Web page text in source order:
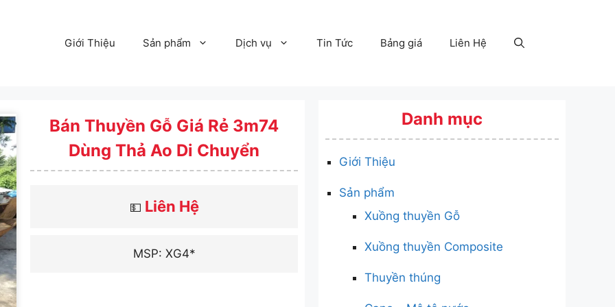
Giới Thiệu Sản phẩm Dịch vụ Tin Tức Bảng giá Liên Hệ
Bán Thuyền Gỗ Giá Rẻ 3m74
Dùng Thả Ao Di Chuyển
💵 Liên Hệ
MSP: XG4*
Danh mục
Giới Thiệu
Sản phẩm
Xuồng thuyền Gỗ
Xuồng thuyền Composite
Thuyền thúng